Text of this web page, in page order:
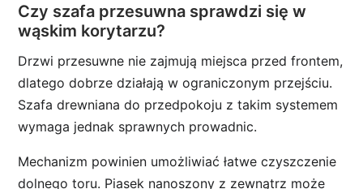
Czy szafa przesuwna sprawdzi się w
wąskim korytarzu?
Drzwi przesuwne nie zajmują miejsca przed frontem,
dlatego dobrze działają w ograniczonym przejściu.
Szafa drewniana do przedpokoju z takim systemem
wymaga jednak sprawnych prowadnic.
Mechanizm powinien umożliwiać łatwe czyszczenie
dolnego toru. Piasek nanoszony z zewnątrz może